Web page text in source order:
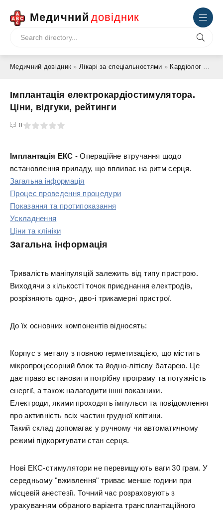
Медичний довідник
Медичний довідник »Лікарі за спеціальностями » Кардіолог
Імплантація електрокардіостимулятора.
Ціни, відгуки, рейтинги
0
5
Імплантація ЕКС - Операційне втручання щодо
встановлення приладу, що впливає на ритм серця.
Загальна інформація
Процес проведення процедури
Показання та протипоказання
Ускладнення
Ціни та клініки
Загальна інформація
Тривалість маніпуляцій залежить від типу пристрою.
Виходячи з кількості точок приєднання електродів,
розрізняють одно-, дво-і трикамерні пристрої.
До їх основних компонентів відносять:
Корпус з металу з повною герметизацією, що містить
мікропроцесорний блок та йодно-літієву батарею. Це
дає право встановити потрібну програму та потужність
енергії, а також налагодити інші показники.
Електроди, якими проходять імпульси та повідомлення
про активність всіх частин грудної клітини.
Такий склад допомагає у ручному чи автоматичному
режимі підкоригувати стан серця.
Нові ЕКС-стимулятори не перевищують ваги 30 грам. У
середньому "вживлення" триває менше години при
місцевій анестезії. Точний час розраховують з
урахуванням обраного варіанта трансплантаційного